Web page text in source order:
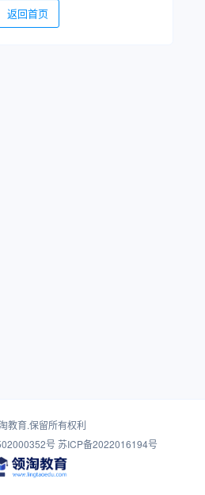
返回首页
教育.保留所有权利
号 苏ICP备2022016194号